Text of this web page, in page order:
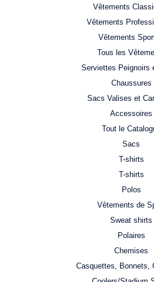
Vêtements
Vêtements
Vêtements
Tous les
Serviettes Peignoirs
Chaussures
Sacs Valises et
Accessoires
Tout le
Sacs
T-shirts
T-shirts
Polos
Vêtements de
Sweat shirts
Polaires
Chemises
Casquettes, Bonnets,